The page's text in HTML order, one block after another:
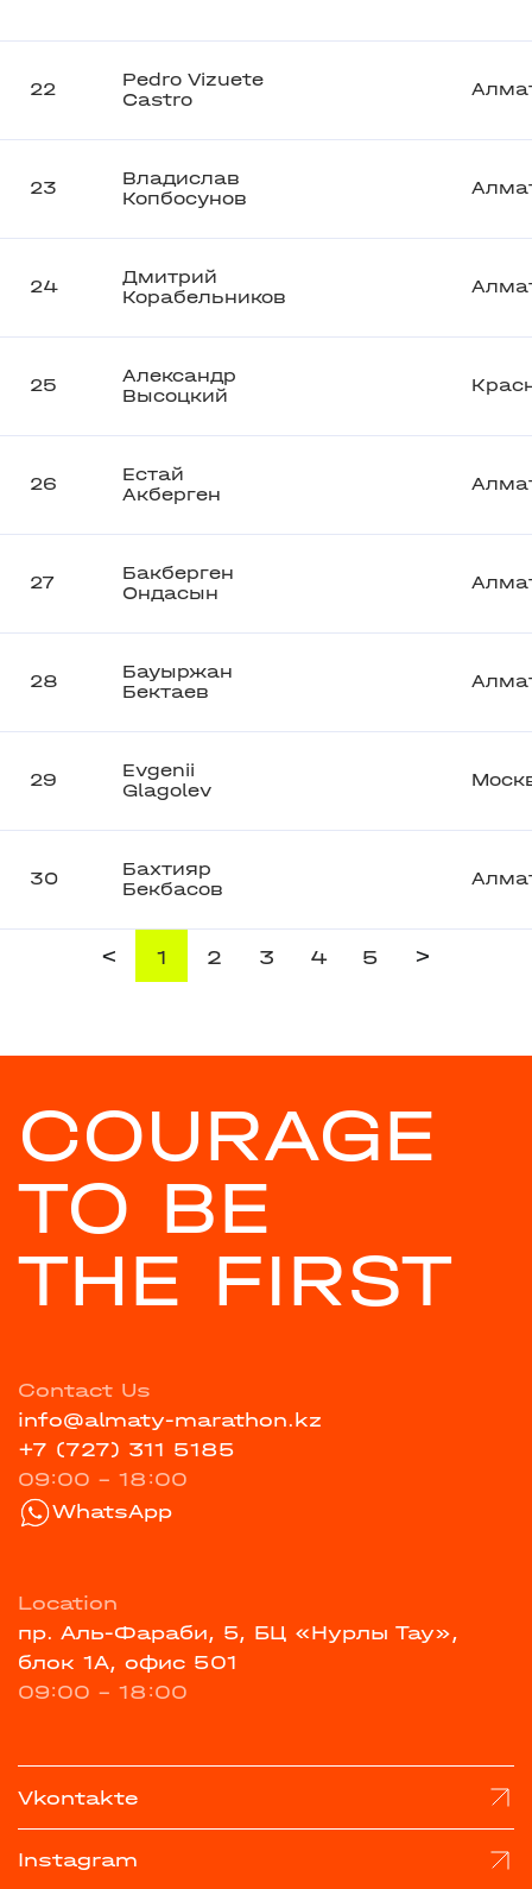
22
Pedro Vizuete
Castro
23
Владислав
Копбосунов
24
Дмитрий
Корабельников
25
Александр
Высоцкий
26
Естай
Акберген
27
Бакберген
Ондасын
28
Бауыржан
Бектаев
29
Evgenii
Glagolev
30
Бахтияр
Бекбасов
< 1 2 3 4 5 >
COURAGE
TO BE
THE FIRST
Contact Us
info@almaty-marathon.kz
+7 (727) 311 5185
09:00 - 18:00
WhatsApp
Location
пр. Аль-Фараби, 5, БЦ «Нурлы Тау»,
блок 1А, офис 501
09:00 - 18:00
Vkontakte
Instagram